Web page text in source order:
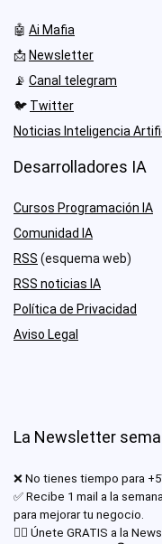
🤖 Ai Mafia
📩 Newsletter
📡 Canal telegram
🐦 Twitter
Noticias Inteligencia
Desarrolladores IA
Cursos Programación IA
Comunidad IA
RSS (esquema web)
RSS noticias IA
Política de Privacidad
Aviso Legal
La Newsletter
❌ No tienes tiempo para
✅ Recibe 1 mail a la
para mejorar tu negocio.
✊🏾 Únete GRATIS a la